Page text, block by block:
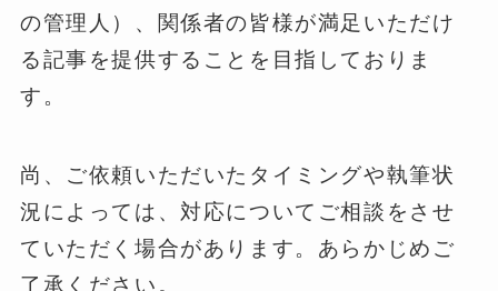
の管理人）、関係者の皆様が満足いただけ
る記事を提供することを目指しておりま
す。
尚、ご依頼いただいたタイミングや執筆状
況によっては、対応についてご相談をさせ
ていただく場合があります。あらかじめご
了承ください。